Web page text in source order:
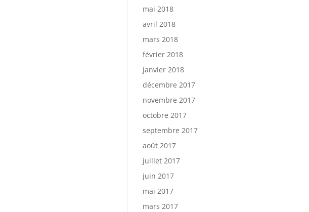
mai 2018
avril 2018
mars 2018
février 2018
janvier 2018
décembre 2017
novembre 2017
octobre 2017
septembre 2017
août 2017
juillet 2017
juin 2017
mai 2017
mars 2017